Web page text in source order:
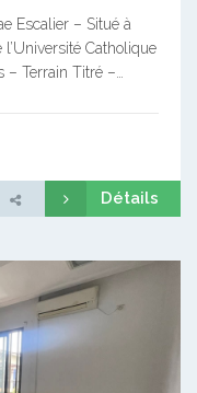
Escalier – Situé à
Catholique
Terrain Titré –…
Détails